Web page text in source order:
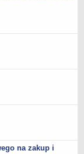
na zakup i